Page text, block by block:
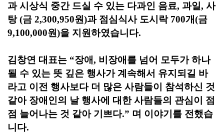
과 시상식 중간 드실 수 있는 다과인 음료, 과일, 사
탕(금 2,300,950원)과 점심식사 도시락 700개(금
9,100,000원)을 지원하였습니다.
김창연 대표는 “장애, 비장애를 넘어 모두가 하나
될 수 있는 뜻 깊은 행사가 계속해서 유지되길 바
라고 이전 행사보다 더 많은 사람들이 참석하신 것
같아 장애인의 날 행사에 대한 사람들의 관심이 점
점 늘어나는 것 같아 기쁘다.” 며 이야기를 전했습
니다.